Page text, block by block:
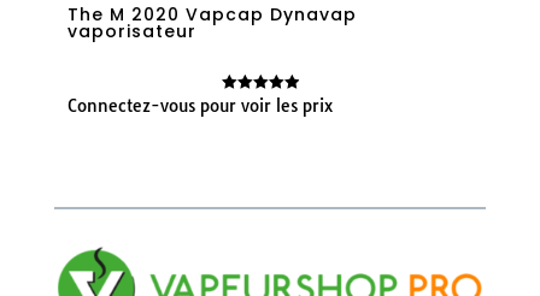
The M 2020 Vapcap Dynavap
vaporisateur
Note
Connectez-vous pour voir les prix